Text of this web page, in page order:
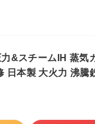
&スチームIH 蒸
日本製 大火力 沸騰